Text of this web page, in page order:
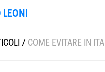
LEONI
/COME EVITARE IN